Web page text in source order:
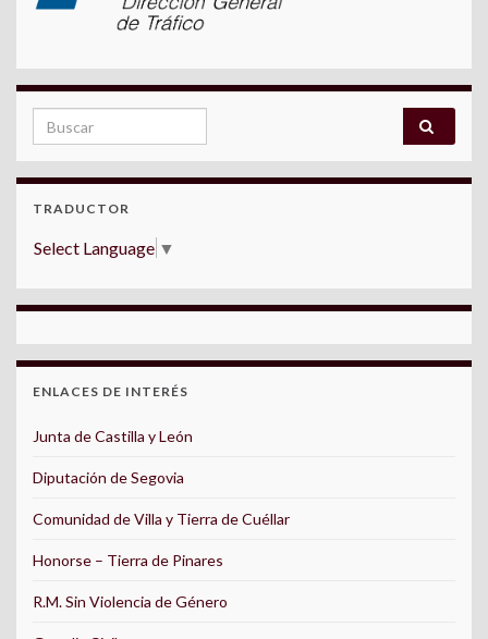
Search for:
TRADUCTOR
Select Language ▼
ENLACES DE INTERÉS
Junta de Castilla y León
Diputación de Segovia
Comunidad de Villa y Tierra de Cuéllar
Honorse – Tierra de Pinares
R.M. Sin Violencia de Género